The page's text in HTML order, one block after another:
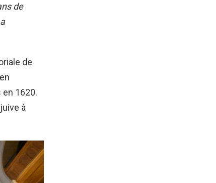
de
de
1620.
à